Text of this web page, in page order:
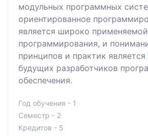
модульных программных
ориентированное
является широко
программирования, и
принципов и практик
будущих разработчиков
обеспечения.
Год обучения - 1
Семестр - 2
Кредитов - 5